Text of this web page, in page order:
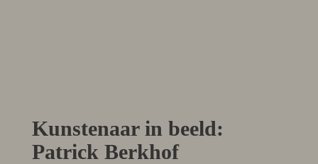
Kunstenaar in beeld:
Patrick Berkhof